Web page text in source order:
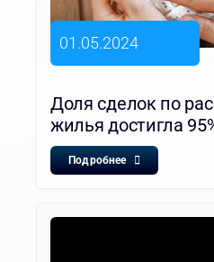
01.05.2024
Доля сделок по
жилья достигла
Подробнее